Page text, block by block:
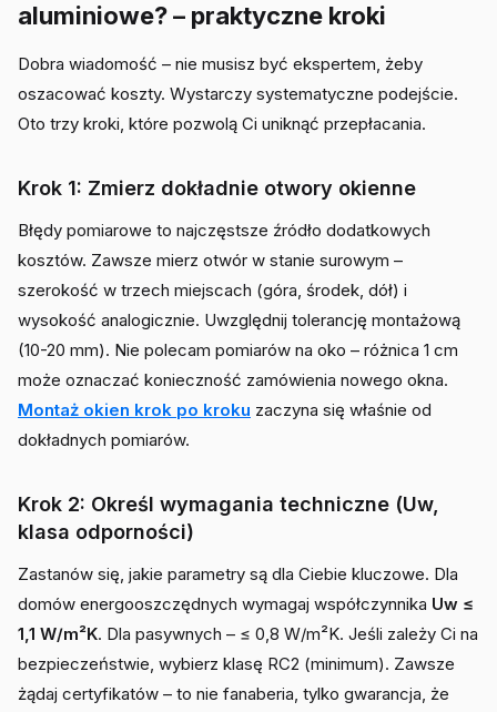
aluminiowe? – praktyczne kroki
Dobra wiadomość – nie musisz być ekspertem, żeby
oszacować koszty. Wystarczy systematyczne podejście.
Oto trzy kroki, które pozwolą Ci uniknąć przepłacania.
Krok 1: Zmierz dokładnie otwory okienne
Błędy pomiarowe to najczęstsze źródło dodatkowych
kosztów. Zawsze mierz otwór w stanie surowym –
szerokość w trzech miejscach (góra, środek, dół) i
wysokość analogicznie. Uwzględnij tolerancję montażową
(10-20 mm). Nie polecam pomiarów na oko – różnica 1 cm
może oznaczać konieczność zamówienia nowego okna.
Montaż okien krok po kroku zaczyna się właśnie od
dokładnych pomiarów.
Krok 2: Określ wymagania techniczne (Uw,
klasa odporności)
Zastanów się, jakie parametry są dla Ciebie kluczowe. Dla
domów energooszczędnych wymagaj współczynnika Uw ≤
1,1 W/m²K. Dla pasywnych – ≤ 0,8 W/m²K. Jeśli zależy Ci na
bezpieczeństwie, wybierz klasę RC2 (minimum). Zawsze
żądaj certyfikatów – to nie fanaberia, tylko gwarancja, że